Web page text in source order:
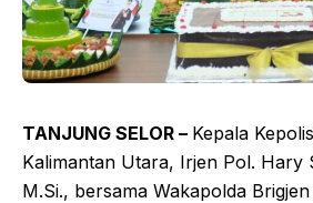
TANJUNG SELOR – Kepala
Kalimantan Utara, Irjen Pol. Hary
M.Si., bersama Wakapolda